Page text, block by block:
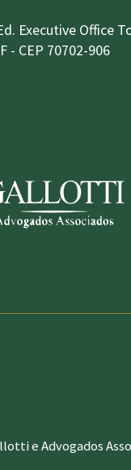
Executive Office
- CEP 70702-906
e Advogados